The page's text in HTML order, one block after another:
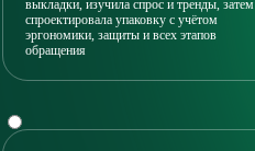
выкладки, изучила спрос и тренды, затем
спроектировала упаковку с учётом
эргономики, защиты и всех этапов
обращения